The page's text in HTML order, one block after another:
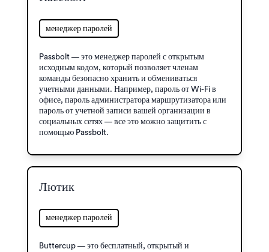
менеджер паролей
Passbolt — это менеджер паролей с открытым
исходным кодом, который позволяет членам
команды безопасно хранить и обмениваться
учетными данными. Например, пароль от Wi-Fi в
офисе, пароль администратора маршрутизатора или
пароль от учетной записи вашей организации в
социальных сетях — все это можно защитить с
помощью Passbolt.
Лютик
менеджер паролей
Buttercup — это бесплатный, открытый и